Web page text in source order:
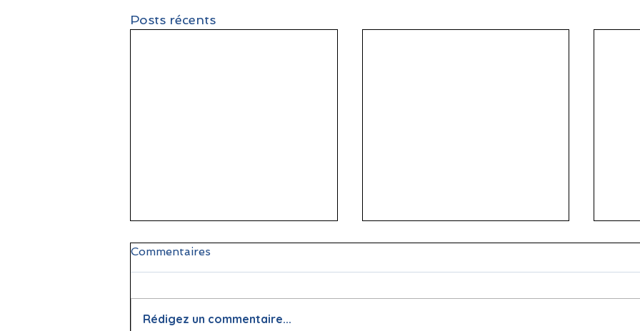
Posts récents
Commentaires
Rédigez un commentaire...